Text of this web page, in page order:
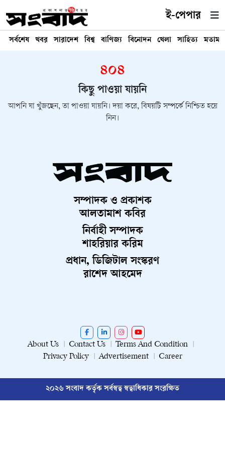
ই-পেপার
সর্বশেষ খবর সারাদেশ বিশ্ব বাণিজ্য বিনোদন খেলা সাহিত্য মতামত
৪০৪
কিছু পাওয়া যায়নি
আপনি যা খুঁজছেন, তা পাওয়া যায়নি। দয়া করে, বিষয়টি সম্পর্কে নিশ্চিত হয়ে
নিন।
সম্পাদক ও প্রকাশক
আলতামাশ কবির
নির্বাহী সম্পাদক
শাহরিয়ার করিম
প্রধান, ডিজিটাল সংস্করণ
রাশেদ আহমেদ
About Us Contact Us
Terms And Condition
Privacy Policy
Advertisement Career
২০২৬ সংবাদ কর্তৃক সর্বস্বত্ব স্বত্বাধিকার সংরক্ষিত